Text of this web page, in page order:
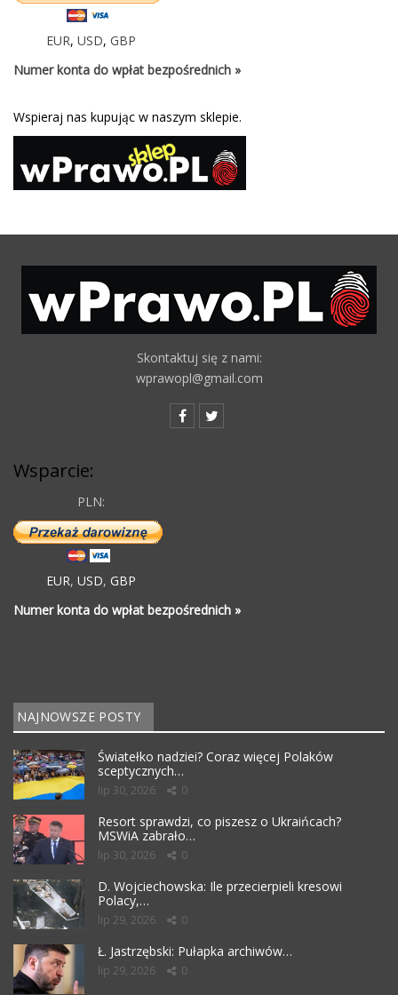
EUR, USD, GBP
Numer konta do wpłat bezpośrednich »
Wspieraj nas kupując w naszym sklepie.
Skontaktuj się z nami:
wprawopl@gmail.com
Wsparcie:
PLN:
EUR, USD, GBP
Numer konta do wpłat bezpośrednich »
NAJNOWSZE POSTY
Światełko nadziei? Coraz więcej Polaków
sceptycznych…
lip 30, 2026 0
Resort sprawdzi, co piszesz o Ukraińcach?
MSWiA zabrało…
lip 30, 2026 0
D. Wojciechowska: Ile przecierpieli kresowi
Polacy,…
lip 29, 2026 0
Ł. Jastrzębski: Pułapka archiwów…
lip 29, 2026 0